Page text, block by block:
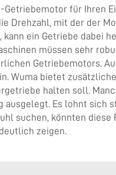
für Ihren
Drehzahl, mit der der
ein Getriebe dabei
müssen sehr
Getriebemotors.
Wuma bietet
halten soll.
Es lohnt sich
suchen, könnten
zeigen.